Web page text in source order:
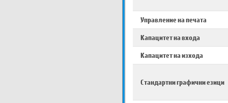
Управление на печата
Капацитет на входа
Капацитет на изхода
Стандартни графични езици